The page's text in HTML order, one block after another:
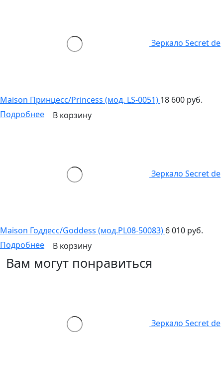
Зеркало Secret de
Maison Принцесс/Princess (мод. LS-0051) 18 600 руб.
Подробнее
В корзину
Зеркало Secret de
Maison Годдесс/Goddess (мод.PL08-50083) 6 010 руб.
Подробнее
В корзину
Вам могут понравиться
Зеркало Secret de